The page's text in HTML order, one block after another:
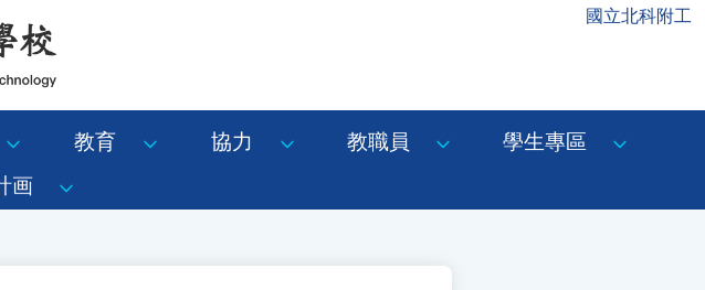
國立北科附工
教育 協力 教職員
學生專區
画